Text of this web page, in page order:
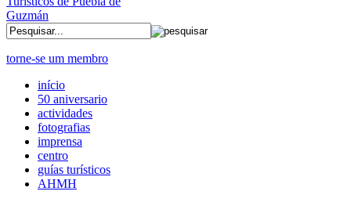
torne-se um membro
início
50 aniversario
actividades
fotografias
imprensa
centro
guías turísticos
AHMH